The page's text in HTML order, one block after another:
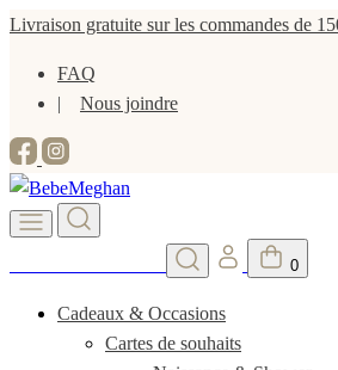
Livraison gratuite sur les commandes de
FAQ
Nous joindre
0
Cadeaux & Occasions
Cartes de souhaits